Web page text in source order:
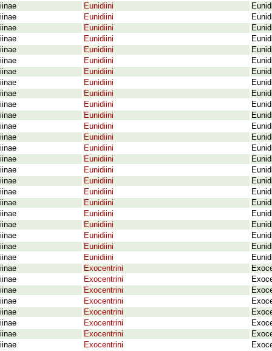
Eunidiini
Eunidiini
Eunidiini
Eunidiini
Eunidiini
Eunidiini
Eunidiini
Eunidiini
Eunidiini
Eunidiini
Eunidiini
Eunidiini
Eunidiini
Eunidiini
Eunidiini
Eunidiini
Eunidiini
Eunidiini
Eunidiini
Eunidiini
Eunidiini
Eunidiini
Eunidiini
Eunidiini
Exocentrini
Exocentrini
Exocentrini
Exocentrini
Exocentrini
Exocentrini
Exocentrini
Exocentrini